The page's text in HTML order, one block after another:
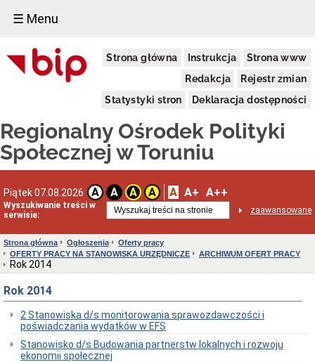
☰ Menu
Strona główna Instrukcja
Strona www
Redakcja
Rejestr zmian
Statystyki stron
Deklaracja dostępności
Regionalny Ośrodek Polityki
Społecznej w Toruniu
Piątek 07.08.2026 A A A A A A+ A++
Wyszukiwanie treści w
serwisie:
zaawansowane
Informacja
o
podmiocie
adresowe
Kierownictwo
Regulamin
organizacyjny
Struktura
Obsługa
osób
Kodeks
etyki
pracownika
Ewidencje
rejestry
Bank
danych
Strona główna Ogłoszenia
Oferty pracy
OFERTY PRACY NA STANOWISKA URZĘDNICZE
ARCHIWUM OFERT PRACY
Rok 2014
Rok 2014
2 Stanowiska d/s monitorowania sprawozdawczości i
poświadczania wydatków w EFS
Stanowisko d/s Budowania partnerstw lokalnych i rozwoju
ekonomii społecznej